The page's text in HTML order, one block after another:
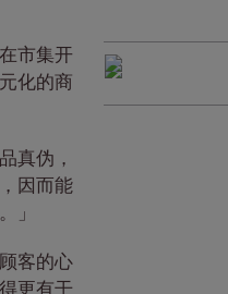
市集开
化的商
真伪，
因而能
」
客的心
更有干